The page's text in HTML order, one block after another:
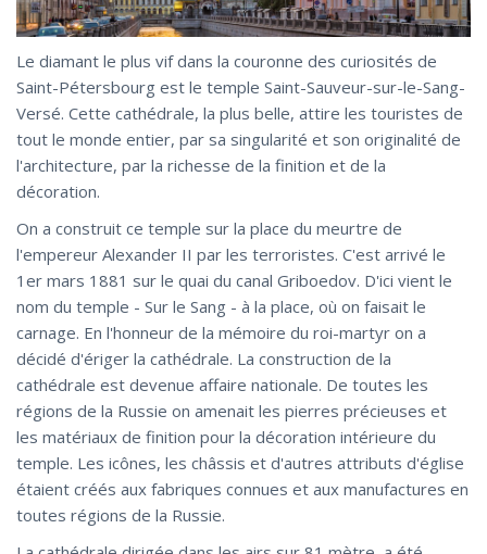
Le diamant le plus vif dans la couronne des curiosités de
Saint-Pétersbourg est le temple Saint-Sauveur-sur-le-Sang-
Versé. Cette cathédrale, la plus belle, attire les touristes de
tout le monde entier, par sa singularité et son originalité de
l'architecture, par la richesse de la finition et de la
décoration.
On a construit ce temple sur la place du meurtre de
l'empereur Alexander II par les terroristes. C'est arrivé le
1er mars 1881 sur le quai du canal Griboedov. D'ici vient le
nom du temple - Sur le Sang - à la place, où on faisait le
carnage. En l'honneur de la mémoire du roi-martyr on a
décidé d'ériger la cathédrale. La construction de la
cathédrale est devenue affaire nationale. De toutes les
régions de la Russie on amenait les pierres précieuses et
les matériaux de finition pour la décoration intérieure du
temple. Les icônes, les châssis et d'autres attributs d'église
étaient créés aux fabriques connues et aux manufactures en
toutes régions de la Russie.